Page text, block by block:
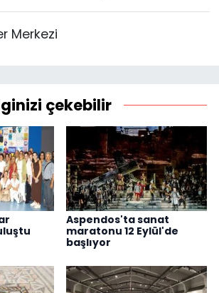
Merkezi
çekebilir
Aspendos'ta sanat
maratonu 12 Eylül'de
başlıyor